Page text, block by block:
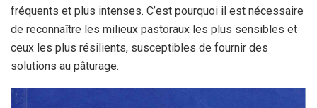
fréquents et plus intenses. C’est pourquoi il est nécessaire
de reconnaître les milieux pastoraux les plus sensibles et
ceux les plus résilients, susceptibles de fournir des
solutions au pâturage.